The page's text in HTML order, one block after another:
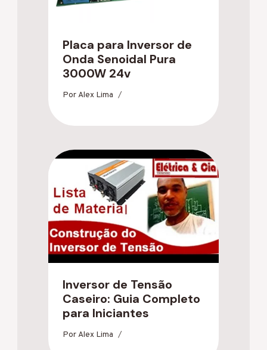
Placa para Inversor de
Onda Senoidal Pura
3000W 24v
Por Alex Lima
Inversor de Tensão
Caseiro: Guia Completo
para Iniciantes
Por Alex Lima